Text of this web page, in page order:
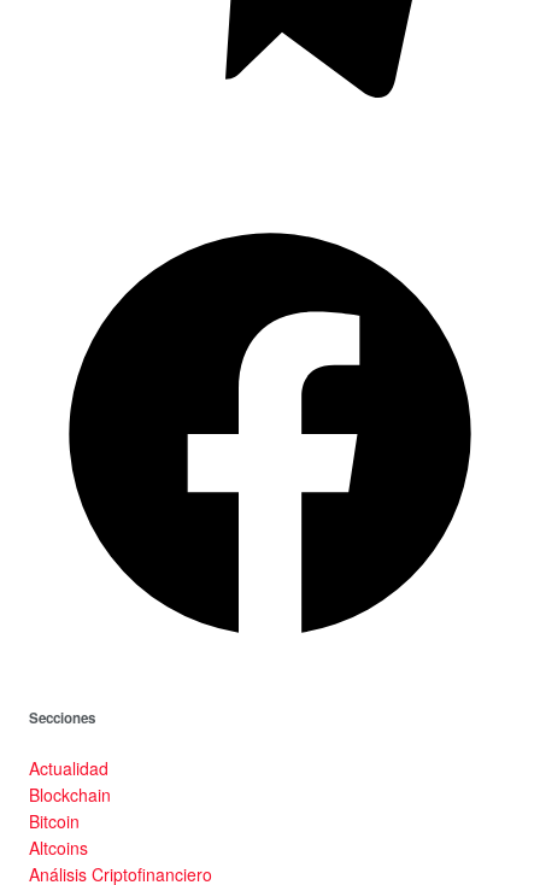
Secciones
Actualidad
Blockchain
Bitcoin
Altcoins
Análisis Criptofinanciero